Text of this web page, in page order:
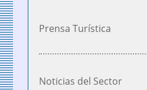
Prensa Turística
Noticias del Sector